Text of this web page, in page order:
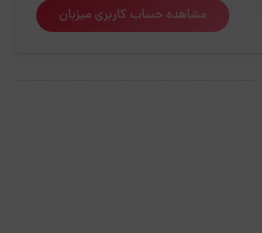
مشاهده حساب کاربری میزبان